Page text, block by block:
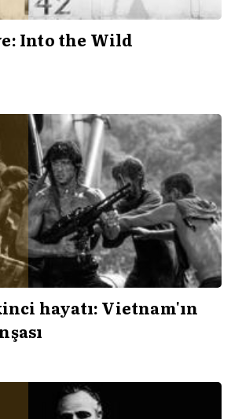
Into the Wild
hayatı: Vietnam'ın